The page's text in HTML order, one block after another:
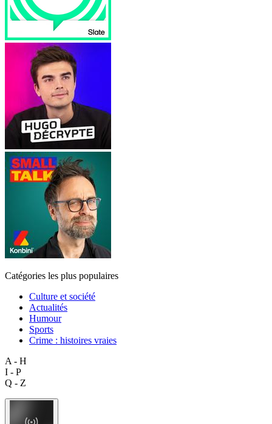
Catégories les plus populaires
Culture et société
Actualités
Humour
Sports
Crime : histoires vraies
A - H
I - P
Q - Z